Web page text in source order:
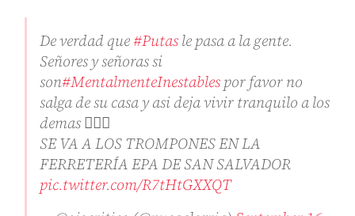
De verdad que#Putasle pasa a la gente.
Señores y señoras si
son#MentalmenteInestablespor favor no
salga de su casa y asi deja vivir tranquilo a los
demas 🤦🏽‍♀️
SE VA A LOS TROMPONES EN LA
FERRETERÍA EPA DE SAN SALVADOR
pic.twitter.com/R7tHtGXXQT